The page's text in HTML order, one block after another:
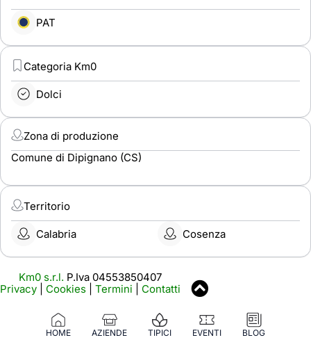
HOME AZIENDE TIPICI EVENTI BLOG
PAT
Categoria Km0
Dolci
Zona di produzione
Comune di Dipignano (CS)
Territorio
Calabria Cosenza
Km0 s.r.l. P.Iva 04553850407
Privacy
Cookies Termini Contatti